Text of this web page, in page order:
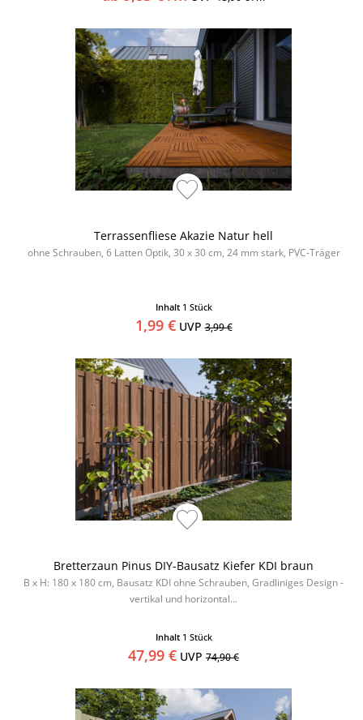
Terrassenfliese Akazie Natur hell
ohne Schrauben, 6 Latten Optik, 30 x 30 cm, 24 mm stark, PVC-Träger
Inhalt 1 Stück
1,99 €UVP3,99 €
Bretterzaun Pinus DIY-Bausatz Kiefer KDI braun
B x H: 180 x 180 cm, Bausatz KDI ohne Schrauben, Gradliniges Design -
vertikal und horizontal...
Inhalt 1 Stück
47,99 € UVP 74,90 €